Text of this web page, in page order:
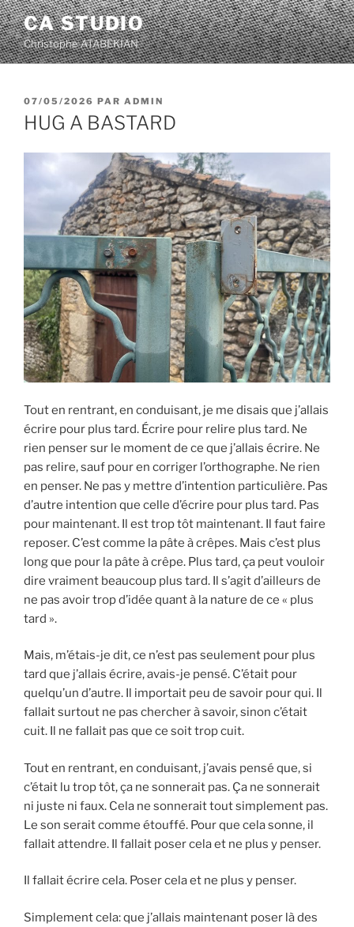
Aller
au
contenu
principal
CA STUDIO
Christophe ATABEKIAN
PUBLIÉ
LE
07/05/2026 PAR ADMIN
HUG A BASTARD
Tout en rentrant, en conduisant, je me disais que j’allais
écrire pour plus tard. Écrire pour relire plus tard. Ne
rien penser sur le moment de ce que j’allais écrire. Ne
pas relire, sauf pour en corriger l’orthographe. Ne rien
en penser. Ne pas y mettre d’intention particulière. Pas
d’autre intention que celle d’écrire pour plus tard. Pas
pour maintenant. Il est trop tôt maintenant. Il faut faire
reposer. C’est comme la pâte à crêpes. Mais c’est plus
long que pour la pâte à crêpe. Plus tard, ça peut vouloir
dire vraiment beaucoup plus tard. Il s’agit d’ailleurs de
ne pas avoir trop d’idée quant à la nature de ce « plus
tard ».
Mais, m’étais-je dit, ce n’est pas seulement pour plus
tard que j’allais écrire, avais-je pensé. C’était pour
quelqu’un d’autre. Il importait peu de savoir pour qui. Il
fallait surtout ne pas chercher à savoir, sinon c’était
cuit. Il ne fallait pas que ce soit trop cuit.
Tout en rentrant, en conduisant, j’avais pensé que, si
c’était lu trop tôt, ça ne sonnerait pas. Ça ne sonnerait
ni juste ni faux. Cela ne sonnerait tout simplement pas.
Le son serait comme étouffé. Pour que cela sonne, il
fallait attendre. Il fallait poser cela et ne plus y penser.
Il fallait écrire cela. Poser cela et ne plus y penser.
Simplement cela: que j’allais maintenant poser là des